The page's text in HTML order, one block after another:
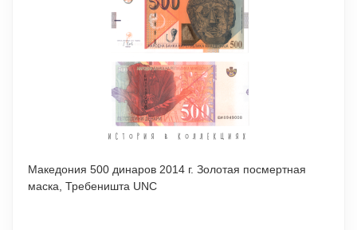
Македония 500 динаров 2014 г. Золотая посмертная
маска, Требеништа UNC